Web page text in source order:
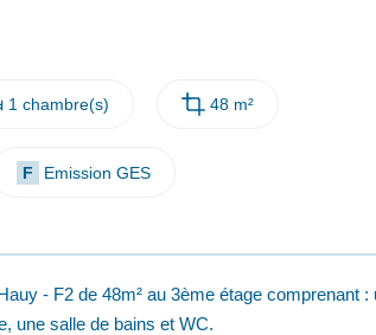
1 chambre(s) 48 m²
F Emission GES
- F2 de 48m² au 3ème étage comprenant
une salle de bains et WC.